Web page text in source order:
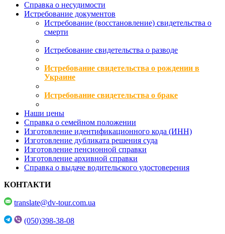
Справка о несудимости
Истребование документов
Истребование (восстановление) свидетельства о
смерти
Истребование свидетельства о разводе
Истребование свидетельства о рождении в
Украине
Истребование свидетельства о браке
Наши цены
Справка о семейном положении
Изготовление идентификационного кода (ИНН)
Изготовление дубликата решения суда
Изготовление пенсионной справки
Изготовление архивной справки
Справка о выдаче водительского удостоверения
КОНТАКТИ
translate@dv-tour.com.ua
(050)398-38-08